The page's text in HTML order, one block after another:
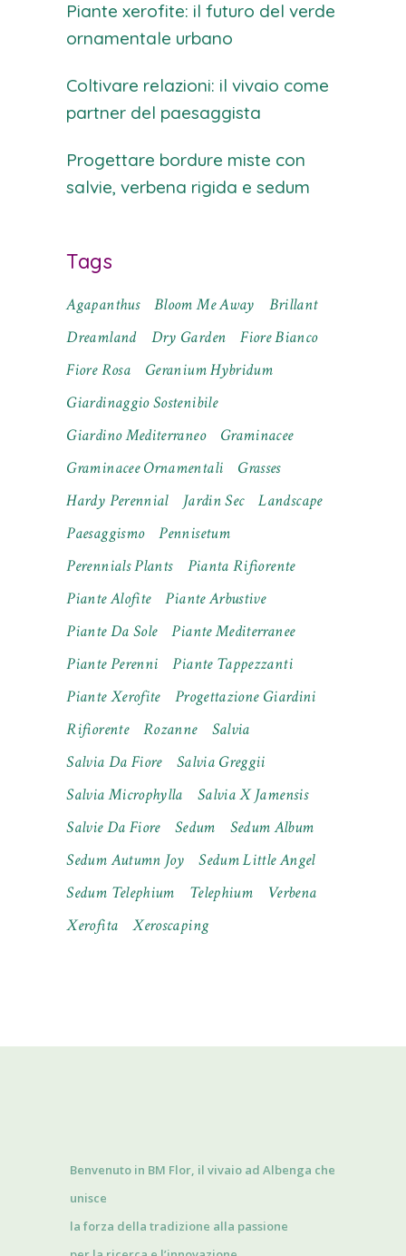
Piante xerofite: il futuro del verde
ornamentale urbano
Coltivare relazioni: il vivaio come
partner del paesaggista
Progettare bordure miste con
salvie, verbena rigida e sedum
Tags
Agapanthus Bloom Me Away
Brillant
Dreamland
Dry Garden
Fiore Bianco
Fiore Rosa
Geranium Hybridum
Giardinaggio Sostenibile
Giardino Mediterraneo
Graminacee
Graminacee Ornamentali
Grasses
Hardy Perennial
Jardin Sec
Landscape
Paesaggismo
Pennisetum
Perennials Plants
Pianta Rifiorente
Piante Alofite
Piante Arbustive
Piante Da Sole
Piante Mediterranee
Piante Perenni
Piante Tappezzanti
Piante Xerofite
Progettazione Giardini
Rifiorente
Rozanne
Salvia
Salvia Da Fiore
Salvia Greggii
Salvia Microphylla
Salvia X Jamensis
Salvie Da Fiore
Sedum
Sedum Album
Sedum Autumn Joy
Sedum Little Angel
Sedum Telephium
Telephium
Verbena
Xerofita
Xeroscaping
Benvenuto in BM Flor, il vivaio ad Albenga che
unisce
la forza della tradizione alla passione